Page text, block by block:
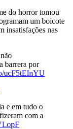
do horror tomou
um boicote
insatisfações nas
barrera por
ucF5tEInYU
e em tudo o
com a